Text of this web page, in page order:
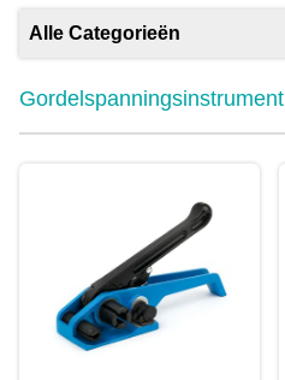
Alle Categorieën
Gordelspanningsinstrument